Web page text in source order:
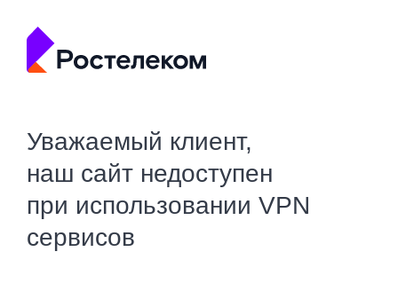
Уважаемый клиент,
наш сайт недоступен
при использовании VPN
сервисов